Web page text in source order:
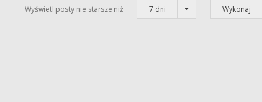
Wyświetl posty nie starsze niż 7 dni